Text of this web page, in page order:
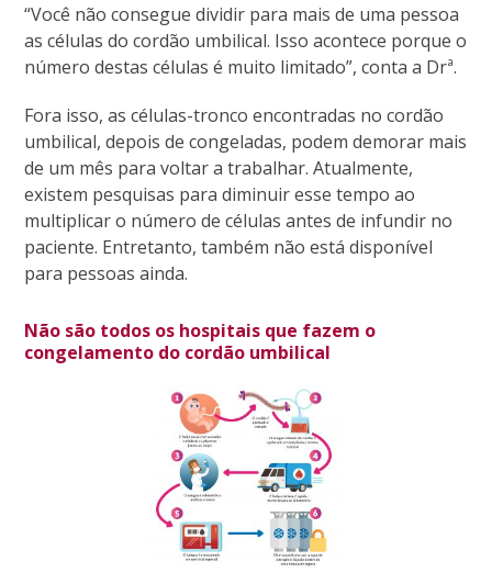
“Você não consegue dividir para mais de uma pessoa
as células do cordão umbilical. Isso acontece porque o
número destas células é muito limitado”, conta a Drª.
Fora isso, as células-tronco encontradas no cordão
umbilical, depois de congeladas, podem demorar mais
de um mês para voltar a trabalhar. Atualmente,
existem pesquisas para diminuir esse tempo ao
multiplicar o número de células antes de infundir no
paciente. Entretanto, também não está disponível
para pessoas ainda.
Não são todos os hospitais que fazem o
congelamento do cordão umbilical